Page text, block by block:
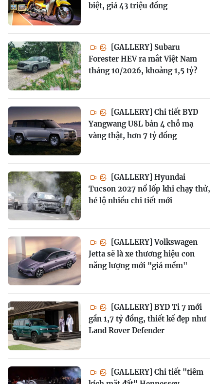
biệt, giá 43 triệu đồng
[GALLERY] Subaru
Forester HEV ra mắt Việt Nam
tháng 10/2026, khoảng 1,5 tỷ?
[GALLERY] Chi tiết BYD
Yangwang U8L bản 4 chỗ mạ
vàng thật, hơn 7 tỷ đồng
[GALLERY] Hyundai
Tucson 2027 nổ lốp khi chạy thử,
hé lộ nhiều chi tiết mới
[GALLERY] Volkswagen
Jetta sẽ là xe thương hiệu con
năng lượng mới "giá mềm"
[GALLERY] BYD Ti 7 mới
gần 1,7 tỷ đồng, thiết kế đẹp như
Land Rover Defender
[GALLERY] Chi tiết "tiêm